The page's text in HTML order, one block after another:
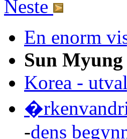
Neste
En enorm
Sun
Korea -
-dens